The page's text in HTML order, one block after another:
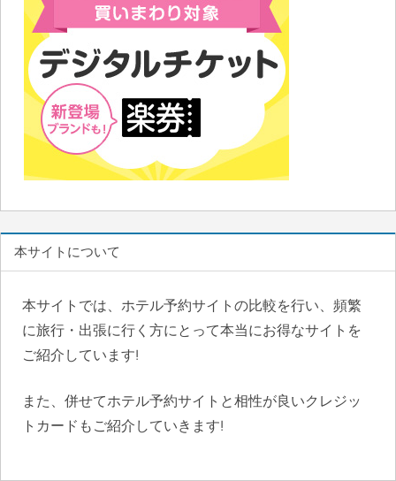
本サイトについて
本サイトでは、ホテル予約サイトの比較を行い、頻繁
に旅行・出張に行く方にとって本当にお得なサイトを
ご紹介しています!
また、併せてホテル予約サイトと相性が良いクレジッ
トカードもご紹介していきます!